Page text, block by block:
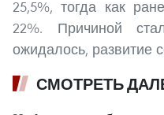
25,5%, тогда как
22%. Причиной
ожидалось, развитие
СМОТРЕТЬ